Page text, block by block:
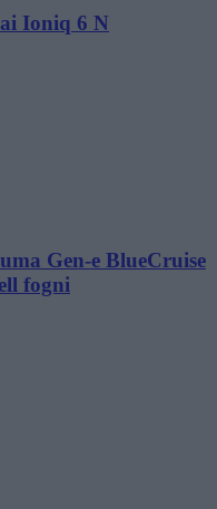
Ioniq 6 N
Gen-e BlueCruise
fogni